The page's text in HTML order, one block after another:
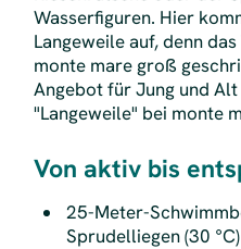
Wasserfiguren. Hier
Langeweile auf, denn
monte mare groß
Angebot für Jung und
"Langeweile" bei monte
Von aktiv bis
25-Meter-
Sprudelliegen (30 °C)